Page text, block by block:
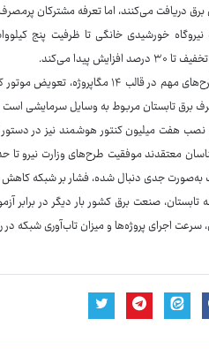
دریافت می‌کنند، اما تعرفه مشترکان
خورشیدی خانگی تا ظرفیت پنج
پیدا می‌کند.
هفت میلیون کنتور هوشمند نیز در
معتقدند موفقیت طرح‌های وزارت نیرو
جدی دنبال شده، فشار بر شبکه کاهش
تابستان، صنعت برق کشور بار دیگر در برابر
اجرای پروژه‌ها و میزان تاب‌آوری شبکه در